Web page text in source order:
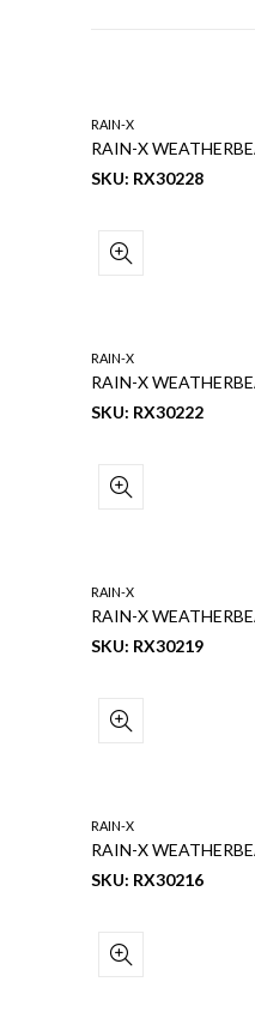
RAIN-X
SKU: RX30228
RAIN-X
SKU: RX30222
RAIN-X
SKU: RX30219
RAIN-X
SKU: RX30216